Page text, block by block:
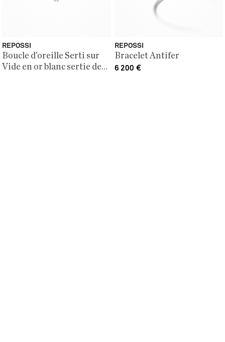
Boucle d’oreille Serti sur
Vide en or blanc sertie de
REPOSSI
Bracelet Antifer
REPOSSI
6 200 €